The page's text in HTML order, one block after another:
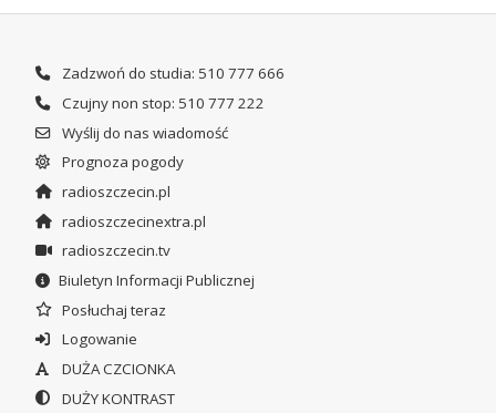
Zadzwoń do studia: 510 777 666
Czujny non stop: 510 777 222
Wyślij do nas wiadomość
Prognoza pogody
radioszczecin.pl
radioszczecinextra.pl
radioszczecin.tv
Biuletyn Informacji Publicznej
Posłuchaj teraz
Logowanie
DUŻA CZCIONKA
DUŻY KONTRAST